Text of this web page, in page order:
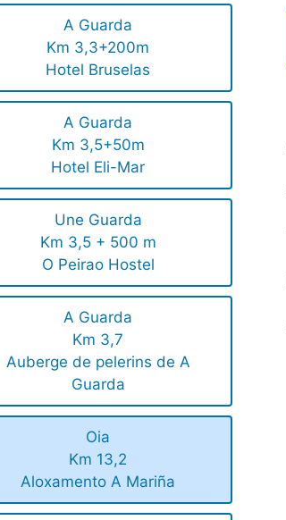
A Guarda
Km 3,3+200m
Hotel Bruselas
A Guarda
Km 3,5+50m
Hotel Eli-Mar
Une Guarda
Km 3,5 + 500 m
O Peirao Hostel
A Guarda
Km 3,7
Auberge de pelerins de A
Guarda
Oia
Km 13,2
Aloxamento A Mariña